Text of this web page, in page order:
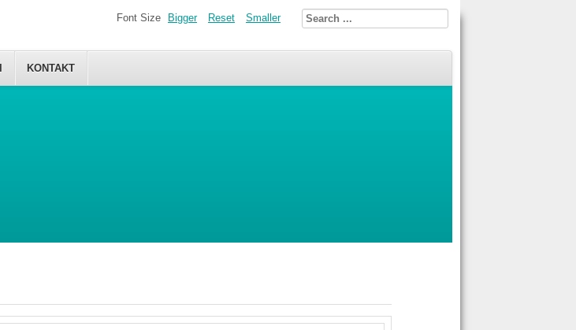
KONTAKT
Font Size Bigger Reset Smaller